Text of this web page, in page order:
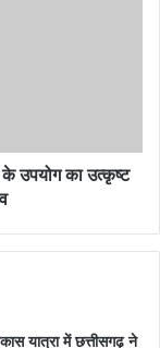
के उपयोग का उत्कृष्ट
यात्रा में छत्तीसगढ़ ने